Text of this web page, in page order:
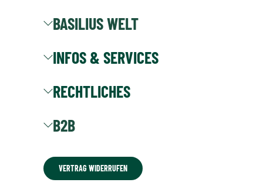
BASILIUS WELT
INFOS & SERVICES
RECHTLICHES
B2B
VERTRAG WIDERRUFEN